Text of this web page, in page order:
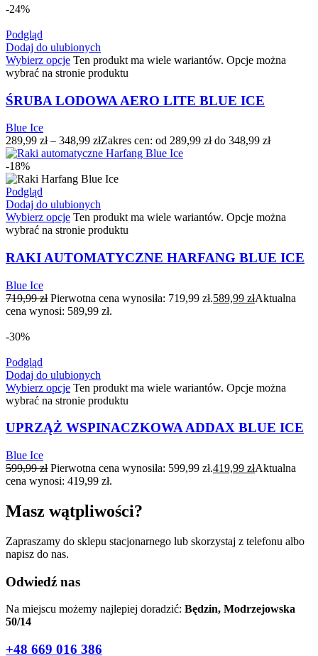
-24%
Podgląd
Dodaj do ulubionych
Wybierz opcje Ten produkt ma wiele wariantów. Opcje można
wybrać na stronie produktu
ŚRUBA LODOWA AERO LITE BLUE ICE
Blue Ice
289,99 zł – 348,99 złZakres cen: od 289,99 zł do 348,99 zł
-18%
Podgląd
Dodaj do ulubionych
Wybierz opcje Ten produkt ma wiele wariantów. Opcje można
wybrać na stronie produktu
RAKI AUTOMATYCZNE HARFANG BLUE ICE
Blue Ice
719,99zł Pierwotna cena wynosiła: 719,99 zł.589,99 złAktualna
cena wynosi: 589,99 zł.
-30%
Podgląd
Dodaj do ulubionych
Wybierz opcje Ten produkt ma wiele wariantów. Opcje można
wybrać na stronie produktu
UPRZĄŻ WSPINACZKOWA ADDAX BLUE ICE
Blue Ice
599,99zł Pierwotna cena wynosiła: 599,99 zł.419,99 złAktualna
cena wynosi: 419,99 zł.
Masz wątpliwości?
Zapraszamy do sklepu stacjonarnego lub skorzystaj z telefonu albo
napisz do nas.
Odwiedź nas
Na miejscu możemy najlepiej doradzić: Będzin, Modrzejowska
50/14
+48 669 016 386